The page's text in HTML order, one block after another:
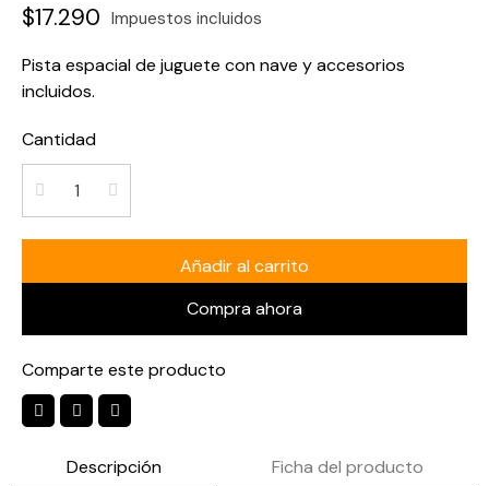
$17.290 Impuestos incluidos
Pista espacial de juguete con nave y accesorios
incluidos.
Cantidad
Añadir al carrito
Compra ahora
Comparte este producto
Descripción Ficha del producto